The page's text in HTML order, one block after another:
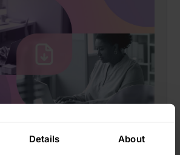
Details About
marca 17, 2025